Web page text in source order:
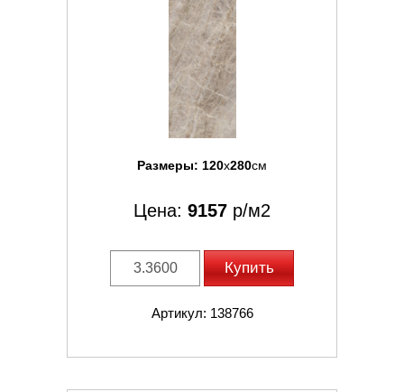
Размеры: 120x280см
Цена: 9157 р/м2
Купить
Артикул: 138766